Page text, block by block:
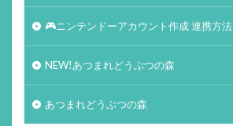
🎮ニンテンドーアカウント作成 連携方法
NEW!あつまれどうぶつの森
あつまれどうぶつの森